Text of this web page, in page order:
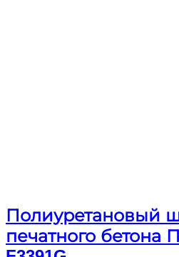
Полиуретановый
печатного бетона